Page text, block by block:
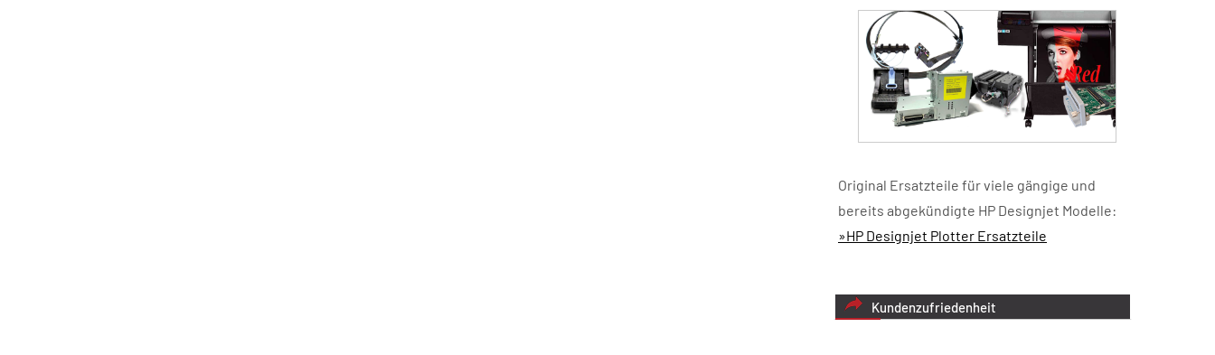
Original Ersatzteile für viele gängige und
bereits abgekündigte HP Designjet Modelle:
»HP Designjet Plotter Ersatzteile
Kundenzufriedenheit